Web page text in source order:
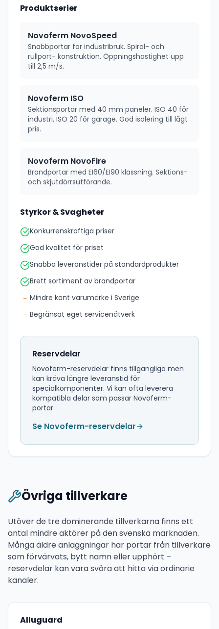
Produktserier
Novoferm NovoSpeed
Snabbportar för industribruk. Spiral- och
rullport- konstruktion. Öppningshastighet upp
till 2,5 m/s.
Novoferm ISO
Sektionsportar med 40 mm paneler. ISO 40 för
industri, ISO 20 för garage. God isolering till lågt
pris.
Novoferm NovoFire
Brandportar med EI60/EI90 klassning. Sektions-
och skjutdörrsutförande.
Styrkor & Svagheter
Konkurrenskraftiga priser
God kvalitet för priset
Snabba leveranstider på standardprodukter
Brett sortiment av brandportar
− Mindre känt varumärke i Sverige
− Begränsat eget servicenätverk
Reservdelar
Novoferm-reservdelar finns tillgängliga men
kan kräva längre leveranstid för
specialkomponenter. Vi kan ofta leverera
kompatibla delar som passar Novoferm-
portar.
Se Novoferm-reservdelar
Övriga tillverkare
Utöver de tre dominerande tillverkarna finns ett
antal mindre aktörer på den svenska marknaden.
Många äldre anläggningar har portar från tillverkare
som förvärvats, bytt namn eller upphört –
reservdelar kan vara svåra att hitta via ordinarie
kanaler.
Alluguard